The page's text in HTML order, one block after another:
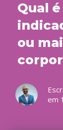
Qual
ou
em